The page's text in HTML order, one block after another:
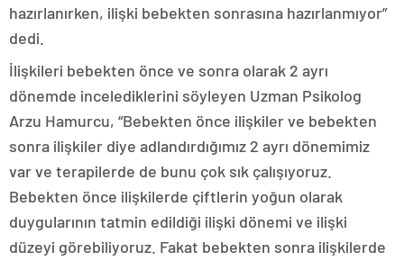
hazırlanırken, ilişki bebekten sonrasına hazırlanmıyor”
dedi.
İlişkileri bebekten önce ve sonra olarak 2 ayrı
dönemde incelediklerini söyleyen Uzman Psikolog
Arzu Hamurcu, “Bebekten önce ilişkiler ve bebekten
sonra ilişkiler diye adlandırdığımız 2 ayrı dönemimiz
var ve terapilerde de bunu çok sık çalışıyoruz.
Bebekten önce ilişkilerde çiftlerin yoğun olarak
duygularının tatmin edildiği ilişki dönemi ve ilişki
düzeyi görebiliyoruz. Fakat bebekten sonra ilişkilerde